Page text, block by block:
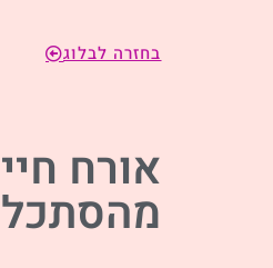
בחזרה לבלוג
אורח